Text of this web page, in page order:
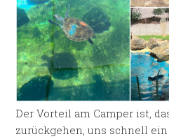
Der Vorteil am Camper ist,
zurückgehen, uns schnell